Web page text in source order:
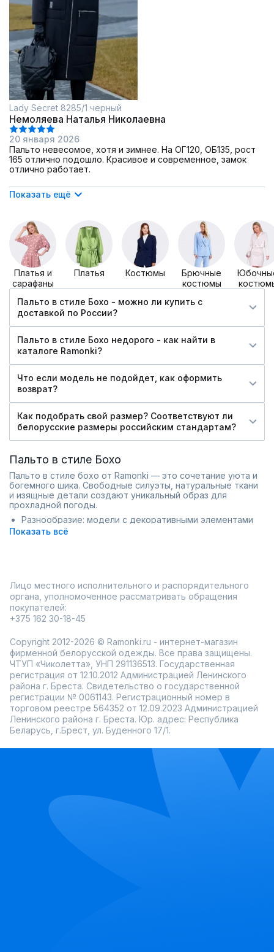
Lady Secret 8285/1 черный
Немоляева Наталья Николаевна
20 января 2026
Пальто невесомое, хотя и зимнее. На ОГ120, ОБ135, рост
165 отлично подошло. Красивое и современное, замок
отлично работает.
Показать ещё
Платья и
сарафаны
Платья Костюмы
Брючные
костюмы
Пальто в стиле Бохо - можно ли купить c
доставкой по России?
Пальто в стиле Бохо недорого - как найти в
каталоге Ramonki?
Что если модель не подойдет, как оформить
возврат?
Как подобрать свой размер? Соответствуют ли
белорусские размеры российским стандартам?
Пальто в стиле Бохо
Пальто в стиле бохо от Ramonki — это сочетание уюта и
богемного шика. Свободные силуэты, натуральные ткани
и изящные детали создают уникальный образ для
прохладной погоды.
Разнообразие: модели с декоративными элементами
или лаконичным дизайном.
выбор удобным. Мобильное приложение Ramonki
позволит оформить заказ и узнать о скидках.
Показать всё
Лицо местного исполнительного и распорядительного
органа, уполномоченное рассматривать обращения
покупателей:
+375 162 30-18-45
Copyright 2012-2026 © Ramonki.ru - интернет-магазин
фирменной белорусской одежды. Все права защищены.
ЧТУП «Чиколетта», УНП 291136513. Государственная
регистрация от 12.10.2012 Администрацией Ленинского
района г. Бреста. Свидетельство о государственной
регистрации № 0061143. Регистрационный номер в
торговом реестре 564352 от 12.09.2023 Администрацией
Ленинского района г. Бреста. Юр. адрес: Республика
Беларусь, г.Брест, ул. Буденного 17/1.